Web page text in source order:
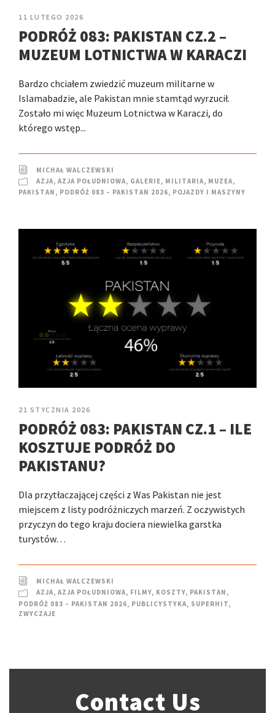
11 LUTEGO 2026
PODRÓŻ 083: PAKISTAN CZ.2 –
MUZEUM LOTNICTWA W KARACZI
Bardzo chciałem zwiedzić muzeum militarne w
Islamabadzie, ale Pakistan mnie stamtąd wyrzucił.
Zostało mi więc Muzeum Lotnictwa w Karaczi, do
którego wstęp...
MICHAŁ WALCZEWSKI
AZJA, AZJA POŁUDNIOWA, GALERIE, MILITARIA, MUZEA,
PAKISTAN , PODRÓŻ 083 – PAKISTAN 2026, POJAZDY I MASZYNY
21 STYCZNIA 2026
PODRÓŻ 083: PAKISTAN CZ.1 – ILE
KOSZTUJE PODRÓŻ DO
PAKISTANU?
Dla przytłaczającej części z Was Pakistan nie jest
miejscem z listy podróżniczych marzeń. Z oczywistych
przyczyn do tego kraju dociera niewielka garstka
turystów…
MICHAŁ WALCZEWSKI
AZJA, AZJA POŁUDNIOWA, FILMY, KOSZTY, PAKISTAN ,
PODRÓŻ 083 – PAKISTAN 2026, PUBLICYSTYKA, SUPERHIT,
ZWYCZAJE
Contact Us